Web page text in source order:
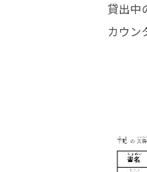
貸出中
カウン